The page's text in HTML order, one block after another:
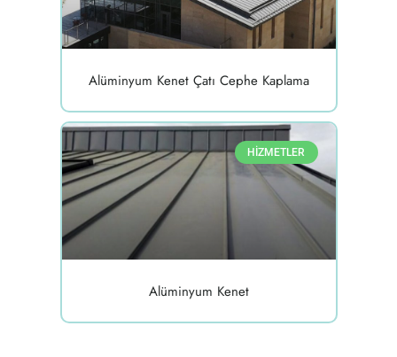
Alüminyum Kenet Çatı Cephe Kaplama
HİZMETLER
Alüminyum Kenet